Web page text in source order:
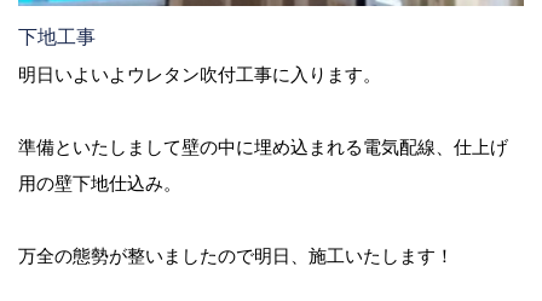
下地工事
明日いよいよウレタン吹付工事に入ります。
準備といたしまして壁の中に埋め込まれる電気配線、仕上げ
用の壁下地仕込み。
万全の態勢が整いましたので明日、施工いたします！